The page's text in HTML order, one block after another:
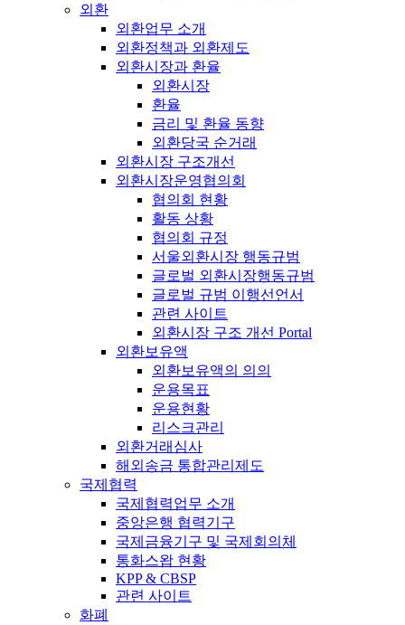
외환
외환업무 소개
외환정책과 외환제도
외환시장과 환율
외환시장
환율
금리 및 환율 동향
외환당국 순거래
외환시장 구조개선
외환시장운영협의회
협의회 현황
활동 상황
협의회 규정
서울외환시장 행동규범
글로벌 외환시장행동규범
글로벌 규범 이행선언서
관련 사이트
외환시장 구조 개선 Portal
외환보유액
외환보유액의 의의
운용목표
운용현황
리스크관리
외환거래심사
해외송금 통합관리제도
국제협력
국제협력업무 소개
중앙은행 협력기구
국제금융기구 및 국제회의체
통화스왑 현황
KPP & CBSP
관련 사이트
화폐